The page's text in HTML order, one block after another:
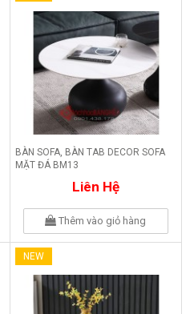
BÀN SOFA, BÀN TAB DECOR SOFA
MẶT ĐÁ BM13
Liên Hệ
Thêm vào giỏ hàng
NEW